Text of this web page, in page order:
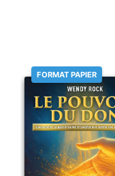
FORMAT PAPIER